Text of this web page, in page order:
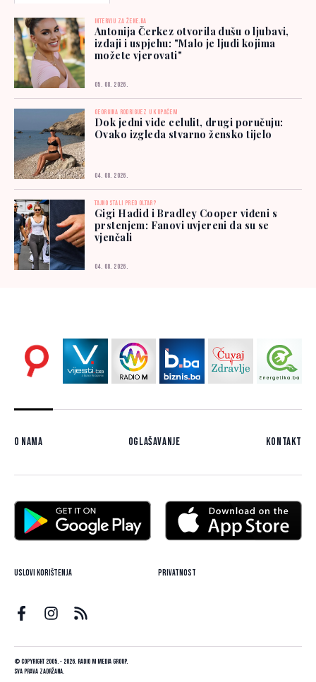
INTERVJU ZA ŽENE.BA
Antonija Čerkez otvorila dušu o ljubavi,
izdaji i uspjehu: "Malo je ljudi kojima
možete vjerovati"
05. 08. 2026.
GEORGINA RODRIGUEZ U KUPAĆEM
Dok jedni vide celulit, drugi poručuju:
Ovako izgleda stvarno žensko tijelo
04. 08. 2026.
TAJNO STALI PRED OLTAR?
Gigi Hadid i Bradley Cooper viđeni s
prstenjem: Fanovi uvjereni da su se
vjenčali
04. 08. 2026.
O nama Oglašavanje Kontakt
Uslovi korištenja Privatnost
© Copyright 2005. - 2026. Radio M Media Group.
Sva prava zadržana.